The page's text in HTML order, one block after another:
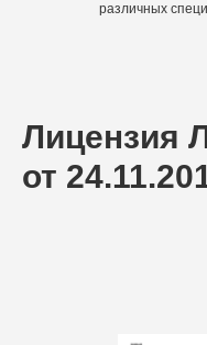
различных
Лицензия
от